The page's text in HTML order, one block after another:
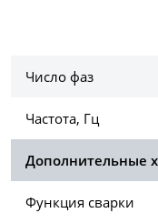
Число фаз
Частота, Гц
Дополнительные
Функция сварки